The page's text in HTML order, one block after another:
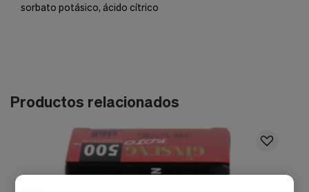
sorbato potásico, ácido cítrico
Productos relacionados